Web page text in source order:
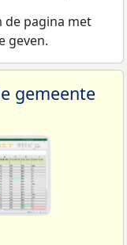
de pagina met
geven.
gemeente